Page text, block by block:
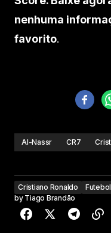
nenhuma
favorito.
Al-Nassr CR7
Cristiano Ronaldo
by Tiago Brandão